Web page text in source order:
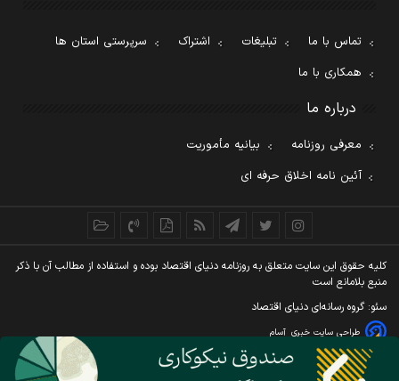
تماس با ما تبلیغات اشتراک
سرپرستی استان ها
همکاری با ما
درباره ما
معرفی روزنامه
بیانیه مأموریت
آئین نامه اخلاق حرفه ای
کليه حقوق اين سايت متعلق به روزنامه دنيای اقتصاد بوده و استفاده از مطالب آن با ذکر
منبع بلامانع است
سئو: گروه رسانه‌ای دنیای اقتصاد
طراحی سایت خبری آسام